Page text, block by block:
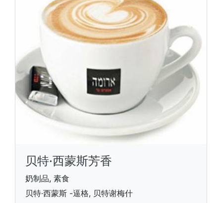
贝特·西蒙斯芳香
奶制品, 素食
贝特·西蒙斯 -逼格, 贝特谢梅什